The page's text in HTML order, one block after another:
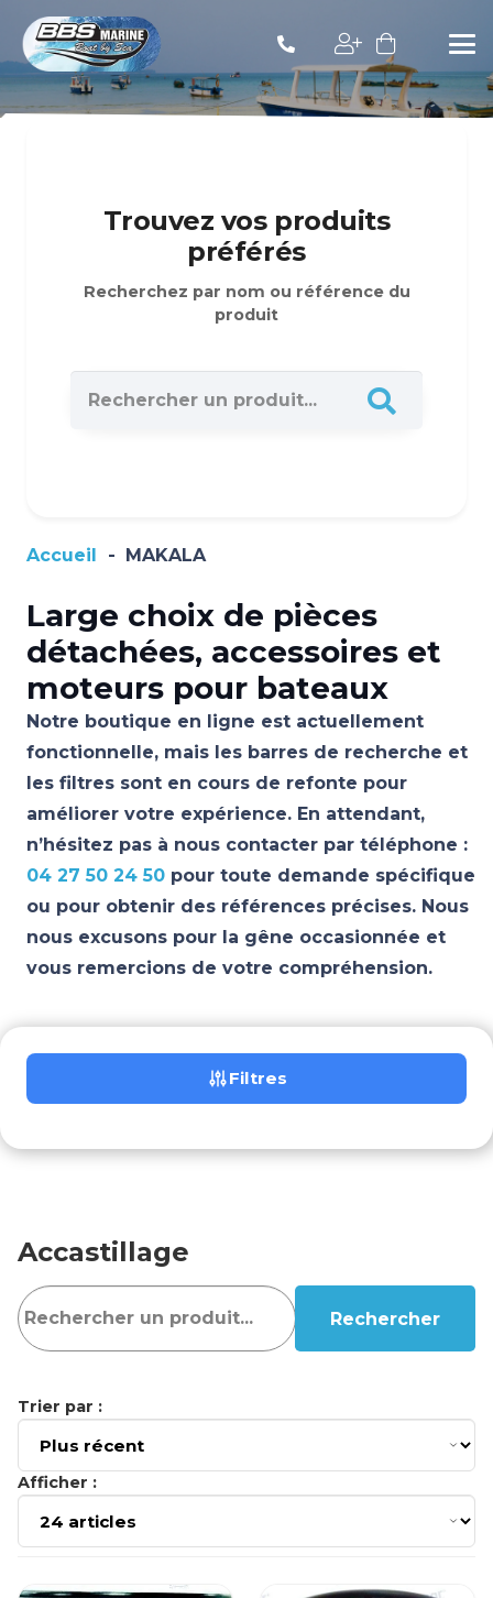
Trouvez vos produits
préférés
Recherchez par nom ou référence du
produit
Accueil - MAKALA
Large choix de pièces
détachées, accessoires et
moteurs pour bateaux
Notre boutique en ligne est actuellement
fonctionnelle, mais les barres de recherche et
les filtres sont en cours de refonte pour
améliorer votre expérience. En attendant,
n’hésitez pas à nous contacter par téléphone :
04 27 50 24 50 pour toute demande spécifique
ou pour obtenir des références précises. Nous
nous excusons pour la gêne occasionnée et
vous remercions de votre compréhension.
Filtres
Accastillage
Rechercher
Trier par :
Afficher :